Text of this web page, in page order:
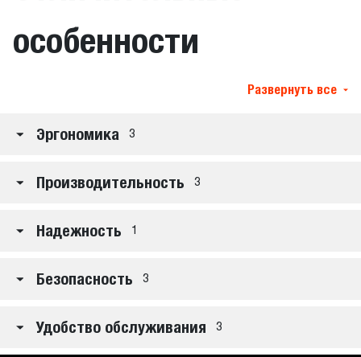
особенности
Развернуть все
Эргономика 3
Производительность 3
Надежность 1
Безопасность 3
Удобство обслуживания 3